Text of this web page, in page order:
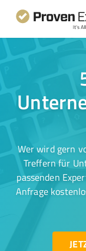
Wer wird gern
Treffern für
passenden
Anfrage